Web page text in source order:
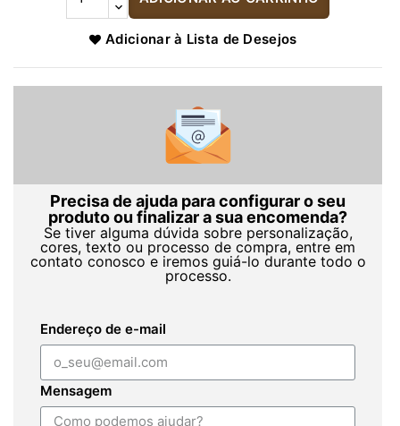
Adicionar à Lista de Desejos
Precisa de ajuda para configurar o seu
produto ou finalizar a sua encomenda?
Se tiver alguma dúvida sobre personalização,
cores, texto ou processo de compra, entre em
contato conosco e iremos guiá-lo durante todo o
processo.
Endereço de e-mail
Mensagem